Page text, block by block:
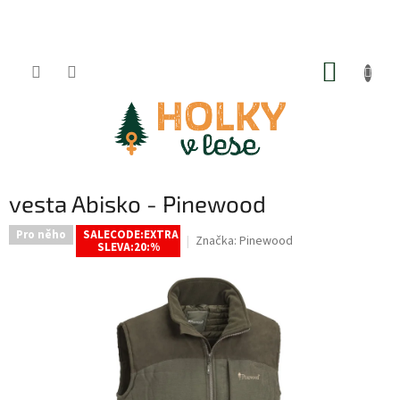
vesta Abisko - Pinewood
Pro něho SALECODE:EXTRA
SLEVA:20:% Značka: Pinewood